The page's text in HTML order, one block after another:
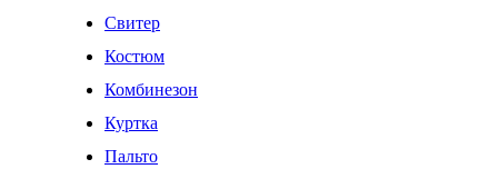
Свитер
Костюм
Комбинезон
Куртка
Пальто